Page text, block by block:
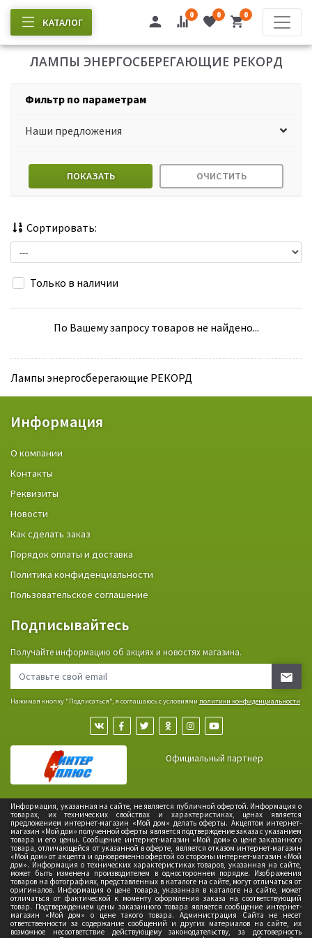
КАТАЛОГ
0 0 0
ЛАМПЫ ЭНЕРГОСБЕРЕГАЮЩИЕ РЕКОРД
Фильтр по параметрам
Наши предложения
ПОКАЗАТЬ ОЧИСТИТЬ
Сортировать:
Только в наличии
По Вашему запросу товаров не найдено...
Лампы энергосберегающие РЕКОРД
Информация
О компании
Контакты
Реквизиты
Новости
Как сделать заказ
Порядок оплаты и доставка
Политика конфиденциальности
Пользовательское соглашение
Подписывайтесь
Получайте информацию об акциях и новостях магазина.
Нажимая кнопку "Подписаться", я соглашаюсь с условиями политики конфиденциальности
Официальный партнер
Информация, указанная на сайте, не является публичной офертой. Информация о
товарах, их технических свойствах и характеристиках, ценах является
предложением интернет-магазин «Мой дом» делать оферты. Акцептом интернет-
магазин «Мой дом» полученной оферты является подтверждение заказа с указанием
товара и его цены. Сообщение интернет-магазин «Мой дом» о цене заказанного
товара, отличающейся от указанной в оферте, является отказом интернет-магазин
«Мой дом» от акцепта и одновременно офертой со стороны интернет-магазин «Мой
дом». Информация о технических характеристиках товаров, указанная на сайте,
может быть изменена производителем в одностороннем порядке. Изображения
товаров на фотографиях, представленных в каталоге на сайте, могут отличаться от
оригиналов. Информация о цене товара, указанная в каталоге на сайте, может
отличаться от фактической к моменту оформления заказа на соответствующий
товар. Подтверждением цены заказанного товара является сообщение интернет-
магазин «Мой дом» о цене такого товара. Администрация Сайта не несет
ответственности за содержание сообщений и других материалов на сайте, их
возможное несоответствие действующему законодательству, за достоверность